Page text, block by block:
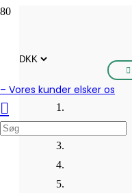
– Vores kunder elsker os